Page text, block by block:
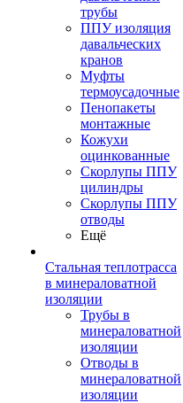
трубы
ППУ изоляция
давальческих
кранов
Муфты
термоусадочные
Пенопакеты
монтажные
Кожухи
оцинкованные
Скорлупы ППУ
цилиндры
Скорлупы ППУ
отводы
Ещё
Стальная теплотрасса
в минераловатной
изоляции
Трубы в
минераловатной
изоляции
Отводы в
минераловатной
изоляции